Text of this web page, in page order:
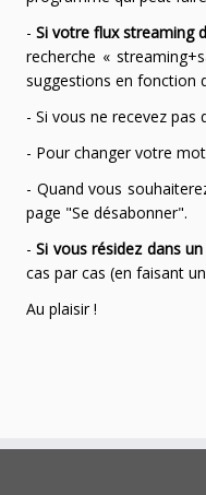
- Si votre flux streaming
recherche «
suggestions en fonction
- Si vous ne recevez
- Pour changer votre
- Quand vous
page "Se désabonner".
-Si vous résidez dans
cas par cas (en faisant
Au plaisir !